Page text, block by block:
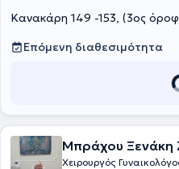
Κανακάρη 149 -153, (3ος
Επόμενη διαθεσιμότητα
Μπράχου Ξενάκη
Χειρουργός